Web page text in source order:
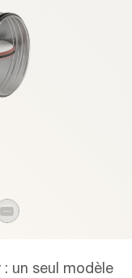
un seul modèle